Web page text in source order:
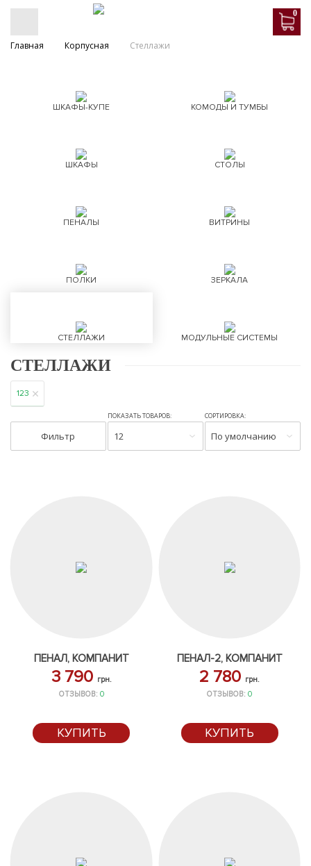
0
Главная Корпусная Стеллажи
ШКАФЫ-КУПЕ КОМОДЫ И ТУМБЫ
ШКАФЫ СТОЛЫ
ПЕНАЛЫ ВИТРИНЫ
ПОЛКИ ЗЕРКАЛА
СТЕЛЛАЖИ МОДУЛЬНЫЕ СИСТЕМЫ
СТЕЛЛАЖИ
123
Фильтр
ПОКАЗАТЬ ТОВАРОВ:
12
СОРТИРОВКА:
По умолчанию
ПЕНАЛ, КОМПАНИТ
3 790 грн.
ОТЗЫВОВ: 0
КУПИТЬ
ПЕНАЛ-2, КОМПАНИТ
2 780 грн.
ОТЗЫВОВ:0
КУПИТЬ